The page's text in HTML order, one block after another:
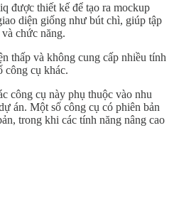
được thiết kế để tạo ra mockup
diện giống như bút chì, giúp tập
chức năng.
thấp và không cung cấp nhiều tính
công cụ khác.
công cụ này phụ thuộc vào nhu
án. Một số công cụ có phiên bản
trong khi các tính năng nâng cao